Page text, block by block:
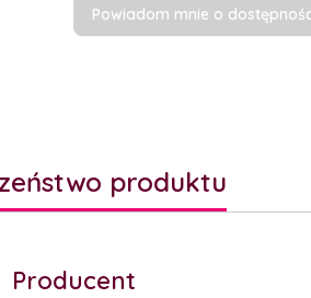
Powiadom mnie o
produktu
Producent